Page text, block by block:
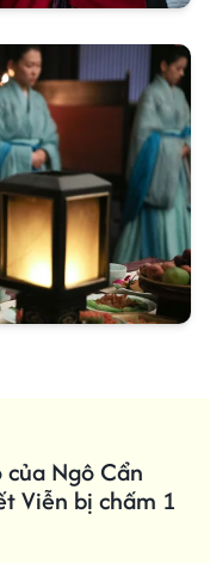
Ngô Cẩn
Viễn bị chấm 1